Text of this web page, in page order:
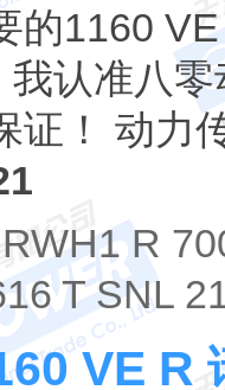
的1160
认准八
证！ 动力
R
T SNL
VE R